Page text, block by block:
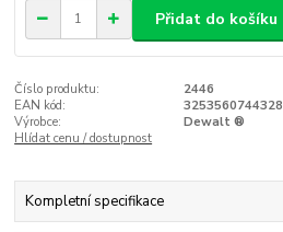
Přidat do košíku
Číslo produktu:
2446
EAN kód:
3253560744328
Výrobce:
Dewalt ®
Hlídat cenu / dostupnost
Kompletní specifikace